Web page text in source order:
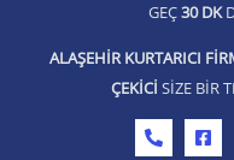
GEÇ30 DK
ALAŞEHIR KURTARICI
ÇEKICI SIZE BIR